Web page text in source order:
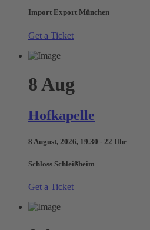
Import Export München
Get a Ticket
8 Aug
Hofkapelle
8 August, 2026, 19.30 - 22 Uhr
Schloss Schleißheim
Get a Ticket